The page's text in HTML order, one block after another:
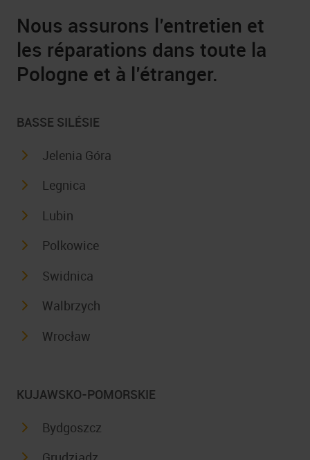
Nous assurons l’entretien et
les réparations dans toute la
Pologne et à l’étranger.
BASSE SILÉSIE
Jelenia Góra
Legnica
Lubin
Polkowice
Swidnica
Walbrzych
Wrocław
KUJAWSKO-POMORSKIE
Bydgoszcz